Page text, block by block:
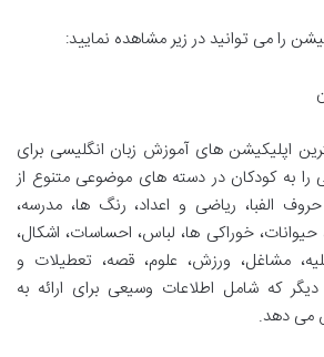
را می توانید در زیر مشاهده نمایید:
اپلیکیشن های آموزش زبان انگلیسی برای
را به کودکان در دسته های موضوعی متنوع از
الفبا، ریاضی و اعداد، رنگ ها، مدرسه،
خوراکی ها، لباس، احساسات، اشکال،
مشاغل، ورزش، علوم، قصه، تعطیلات و
که شامل اطلاعات وسیعی برای ارائه به
می دهد.